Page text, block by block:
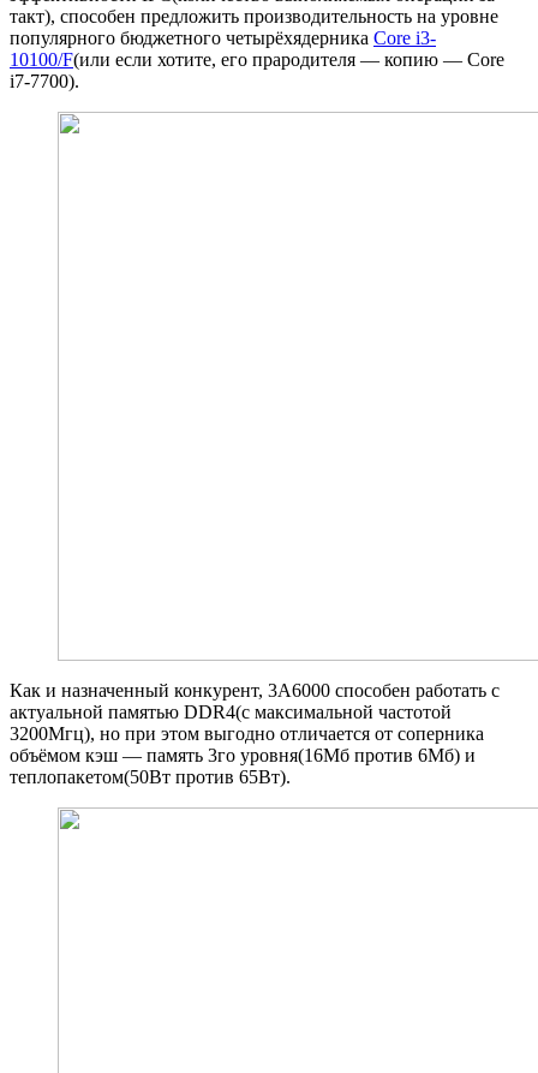
такт), способен предложить производительность на уровне
популярного бюджетного четырёхядерника Core i3-
10100/F(или если хотите, его прародителя — копию — Core
i7-7700).
Как и назначенный конкурент, 3A6000 способен работать с
актуальной памятью DDR4(с максимальной частотой
3200Мгц), но при этом выгодно отличается от соперника
объёмом кэш — память 3го уровня(16Мб против 6Мб) и
теплопакетом(50Вт против 65Вт).